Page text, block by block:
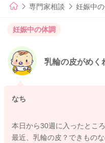
専門家相談 妊娠中
妊娠中の体調
乳輪の皮がめく
なち
本日から30週に入ったところ
最近、乳輪の皮？できもの